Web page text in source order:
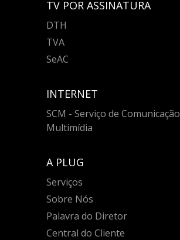
TV POR ASSINATURA
DTH
TVA
SeAC
INTERNET
SCM - Serviço de Comunicação
Multimídia
A PLUG
Serviços
Sobre Nós
Palavra do Diretor
Central do Cliente